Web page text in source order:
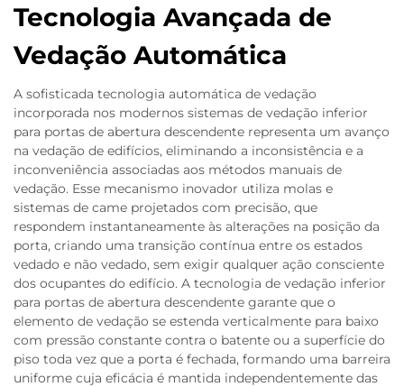
Tecnologia Avançada de
Vedação Automática
A sofisticada tecnologia automática de vedação
incorporada nos modernos sistemas de vedação inferior
para portas de abertura descendente representa um avanço
na vedação de edifícios, eliminando a inconsistência e a
inconveniência associadas aos métodos manuais de
vedação. Esse mecanismo inovador utiliza molas e
sistemas de came projetados com precisão, que
respondem instantaneamente às alterações na posição da
porta, criando uma transição contínua entre os estados
vedado e não vedado, sem exigir qualquer ação consciente
dos ocupantes do edifício. A tecnologia de vedação inferior
para portas de abertura descendente garante que o
elemento de vedação se estenda verticalmente para baixo
com pressão constante contra o batente ou a superfície do
piso toda vez que a porta é fechada, formando uma barreira
uniforme cuja eficácia é mantida independentemente das